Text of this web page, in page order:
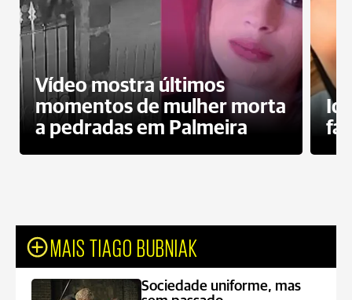
Vídeo mostra últimos
momentos de mulher morta
a pedradas em Palmeira
MAIS TIAGO BUBNIAK
Sociedade uniforme, mas